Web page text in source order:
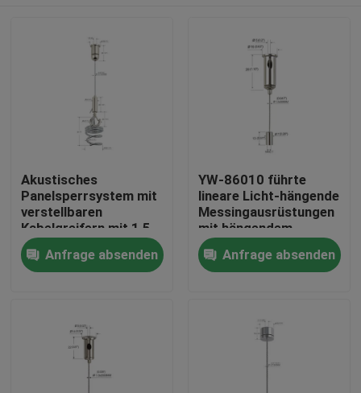
Produkte
Akustisches
Panelsperrsystem mit
verstellbaren
Kabelgreifern mit 1,5
mm Drahtseil
Anfrage absenden
YW-86010 führte
lineare Licht-hängende
Messingausrüstungen
mit hängendem
Drahtseil und Bolzen
Anfrage absenden